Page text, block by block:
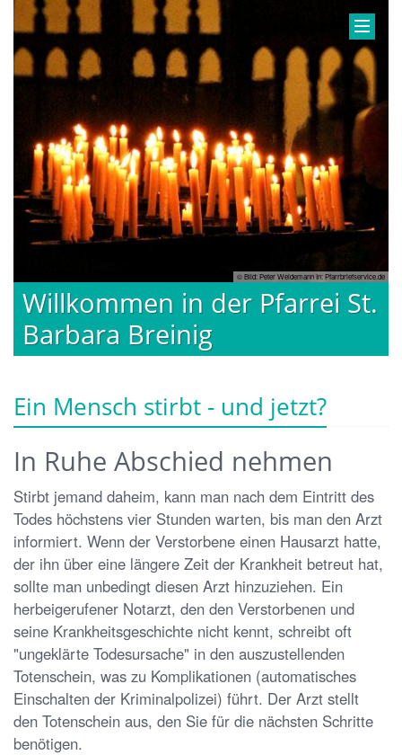
© Bild: Peter Weidemann In: Pfarrbriefservice.de
Willkommen in der Pfarrei St.
Barbara Breinig
Ein Mensch stirbt - und jetzt?
In Ruhe Abschied nehmen
Stirbt jemand daheim, kann man nach dem Eintritt des
Todes höchstens vier Stunden warten, bis man den Arzt
informiert. Wenn der Verstorbene einen Hausarzt hatte,
der ihn über eine längere Zeit der Krankheit betreut hat,
sollte man unbedingt diesen Arzt hinzuziehen. Ein
herbeigerufener Notarzt, den den Verstorbenen und
seine Krankheitsgeschichte nicht kennt, schreibt oft
"ungeklärte Todesursache" in den auszustellenden
Totenschein, was zu Komplikationen (automatisches
Einschalten der Kriminalpolizei) führt. Der Arzt stellt
den Totenschein aus, den Sie für die nächsten Schritte
benötigen.